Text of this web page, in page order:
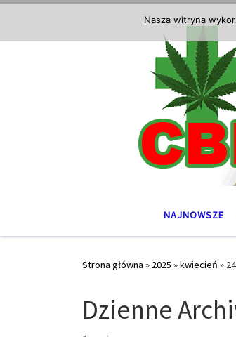
NAJNOWSZE
Strona główna » 2025 »kwiecień » 24
Dzienne
Nasza witryna